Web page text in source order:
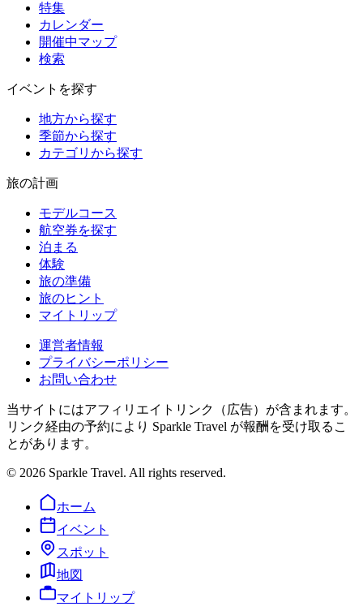
特集
カレンダー
開催中マップ
検索
イベントを探す
地方から探す
季節から探す
カテゴリから探す
旅の計画
モデルコース
航空券を探す
泊まる
体験
旅の準備
旅のヒント
マイトリップ
運営者情報
プライバシーポリシー
お問い合わせ
当サイトにはアフィリエイトリンク（広告）が含まれます。
リンク経由の予約により Sparkle Travel が報酬を受け取るこ
とがあります。
© 2026 Sparkle Travel. All rights reserved.
ホーム
イベント
スポット
地図
マイトリップ